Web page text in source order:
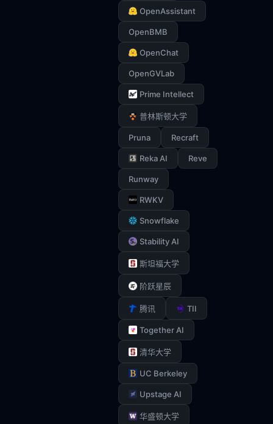
OpenAssistant
OpenBMB
OpenChat
OpenGVLab
Prime Intellect
普林斯顿大学
Pruna Recraft
Reka AI Reve
Runway
RWKV
Snowflake
Stability AI
斯坦福大学
阶跃星辰
腾讯 TII
Together AI
清华大学
UC Berkeley
Upstage AI
华盛顿大学